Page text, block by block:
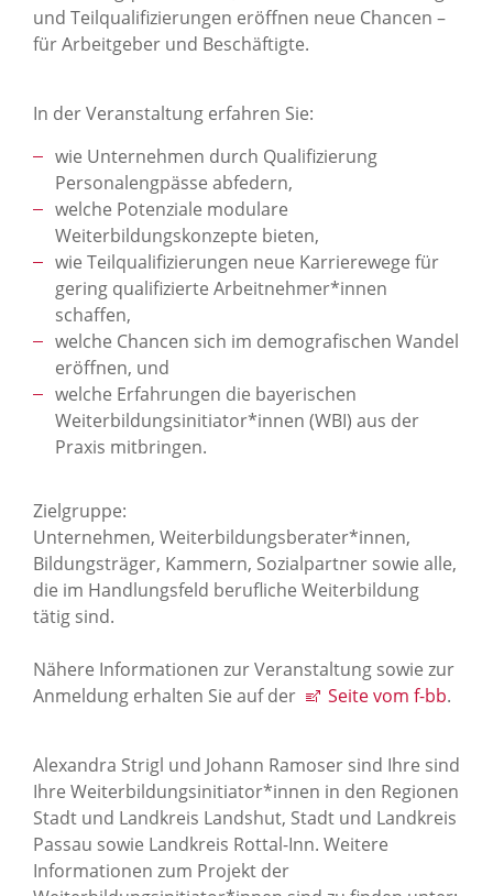
und Teilqualifizierungen eröffnen neue Chancen –
für Arbeitgeber und Beschäftigte.
In der Veranstaltung erfahren Sie:
wie Unternehmen durch Qualifizierung
Personalengpässe abfedern,
welche Potenziale modulare
Weiterbildungskonzepte bieten,
wie Teilqualifizierungen neue Karrierewege für
gering qualifizierte Arbeitnehmer*innen
schaffen,
welche Chancen sich im demografischen Wandel
eröffnen, und
welche Erfahrungen die bayerischen
Weiterbildungsinitiator*innen (WBI) aus der
Praxis mitbringen.
Zielgruppe:
Unternehmen, Weiterbildungsberater*innen,
Bildungsträger, Kammern, Sozialpartner sowie alle,
die im Handlungsfeld berufliche Weiterbildung
tätig sind.
Nähere Informationen zur Veranstaltung sowie zur
Anmeldung erhalten Sie auf der
Seite vom f-bb.
Alexandra Strigl und Johann Ramoser sind Ihre sind
Ihre Weiterbildungsinitiator*innen in den Regionen
Stadt und Landkreis Landshut, Stadt und Landkreis
Passau sowie Landkreis Rottal-Inn. Weitere
Informationen zum Projekt der